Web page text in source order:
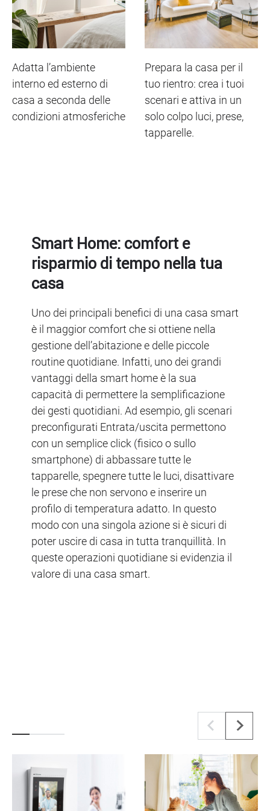
Adatta l’ambiente
interno ed esterno di
casa a seconda delle
condizioni atmosferiche
Prepara la casa per il
tuo rientro: crea i tuoi
scenari e attiva in un
solo colpo luci, prese,
tapparelle.
Smart Home: comfort e
risparmio di tempo nella tua
casa
Uno dei principali benefici di una casa smart
è il maggior comfort che si ottiene nella
gestione dell’abitazione e delle piccole
routine quotidiane. Infatti, uno dei grandi
vantaggi della smart home è la sua
capacità di permettere la semplificazione
dei gesti quotidiani. Ad esempio, gli scenari
preconfigurati Entrata/uscita permettono
con un semplice click (fisico o sullo
smartphone) di abbassare tutte le
tapparelle, spegnere tutte le luci, disattivare
le prese che non servono e inserire un
profilo di temperatura adatto. In questo
modo con una singola azione si è sicuri di
poter uscire di casa in tutta tranquillità. In
queste operazioni quotidiane si evidenzia il
valore di una casa smart.